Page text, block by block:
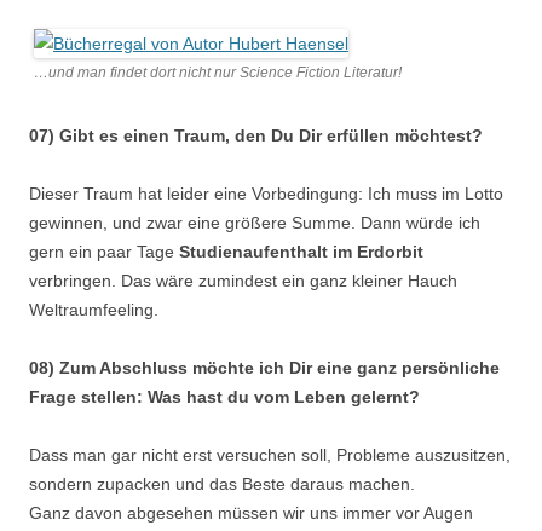
…und man findet dort nicht nur Science Fiction Literatur!
07) Gibt es einen Traum, den Du Dir erfüllen möchtest?
Dieser Traum hat leider eine Vorbedingung: Ich muss im Lotto
gewinnen, und zwar eine größere Summe. Dann würde ich
gern ein paar Tage Studienaufenthalt im Erdorbit
verbringen. Das wäre zumindest ein ganz kleiner Hauch
Weltraumfeeling.
08) Zum Abschluss möchte ich Dir eine ganz persönliche
Frage stellen: Was hast du vom Leben gelernt?
Dass man gar nicht erst versuchen soll, Probleme auszusitzen,
sondern zupacken und das Beste daraus machen.
Ganz davon abgesehen müssen wir uns immer vor Augen